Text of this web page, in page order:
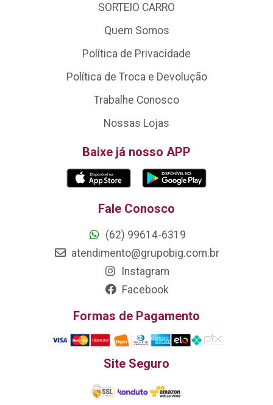
SORTEIO CARRO
Quem Somos
Política de Privacidade
Política de Troca e Devolução
Trabalhe Conosco
Nossas Lojas
Baixe já nosso APP
Fale Conosco
(62) 99614-6319
atendimento@grupobig.com.br
Instagram
Facebook
Formas de Pagamento
Site Seguro